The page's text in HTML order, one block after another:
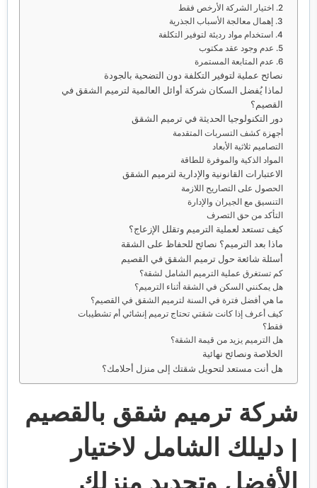
2. اختيار الشركة الأرخص فقط
3. إهمال معالجة الأسباب الجذرية
4. استخدام مواد رديئة لتوفير التكلفة
5. عدم وجود عقد مكتوب
6. عدم المتابعة المستمرة
نصائح عملية لتوفير التكلفة دون التضحية بالجودة
لماذا يُفضل السكان شركة أوائل العالمية لترميم الشقق في
القصيم؟
دور التكنولوجيا الحديثة في ترميم الشقق
أجهزة كشف التسربات المتقدمة
التصاميم ثلاثية الأبعاد
المواد الذكية والموفرة للطاقة
الاعتبارات القانونية والإدارية لترميم الشقق
الحصول على التصاريح اللازمة
التنسيق مع الجيران والإدارة
التأكد من حق التصرف
كيف تستعد لعملية الترميم وتقلل الإزعاج؟
ماذا بعد الترميم؟ نصائح للحفاظ على الشقة
أسئلة شائعة حول ترميم الشقق في القصيم
كم تستغرق عملية الترميم الشامل لشقة؟
هل يمكنني السكن في الشقة أثناء الترميم؟
ما هي أفضل فترة في السنة لترميم الشقق في القصيم؟
كيف أعرف إذا كانت شقتي تحتاج ترميم إنشائي أم تشطيبات
فقط؟
هل الترميم يزيد من قيمة الشقة؟
الخلاصة ونصائح نهائية
هل أنت مستعد لتحويل شقتك إلى منزل أحلامك؟
شركة ترميم شقق بالقصيم
| دليلك الشامل لاختيار
الأفضل وتجديد منزلك